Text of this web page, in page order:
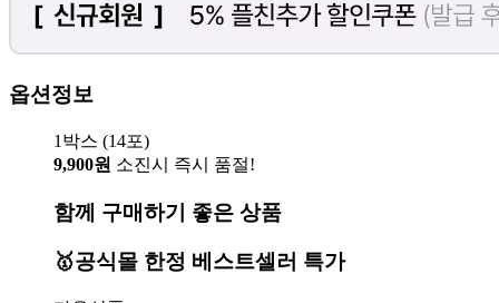
옵션정보
1박스 (14포)
9,900원 소진시 즉시 품절!
함께 구매하기 좋은 상품
🥇공식몰 한정 베스트셀러 특가